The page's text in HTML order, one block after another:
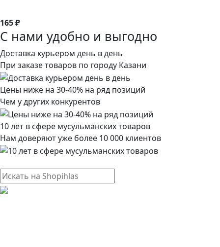
165 ₽
С нами удобно и выгодно
Доставка курьером день в день
При заказе товаров по городу Казани
Цены ниже на 30-40% на ряд позиций
Чем у других конкурентов
10 лет в сфере мусульманских товаров
Нам доверяют уже более 10 000 клиентов